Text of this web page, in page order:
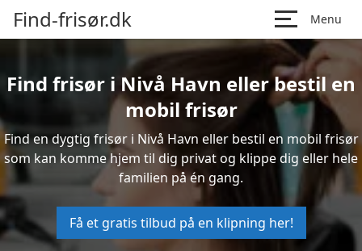
Find-frisør.dk Menu
Find frisør i Nivå Havn eller bestil en
mobil frisør
Find en dygtig frisør i Nivå Havn eller bestil en mobil frisør
som kan komme hjem til dig privat og klippe dig eller hele
familien på én gang.
Få et gratis tilbud på en klipning her!